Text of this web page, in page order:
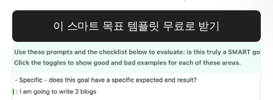
이 스마트 목표 템플릿 무료로 받기